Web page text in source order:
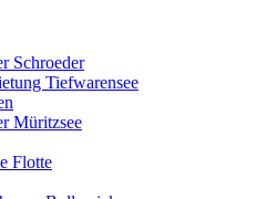
Schroeder
Tiefwarensee
Müritzsee
Flotte